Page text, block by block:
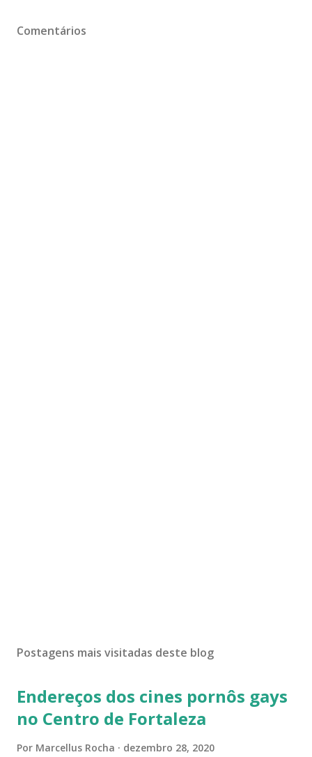
Comentários
Postagens mais visitadas deste blog
Endereços dos cines pornôs gays
no Centro de Fortaleza
Por Marcellus Rocha dezembro 28, 2020